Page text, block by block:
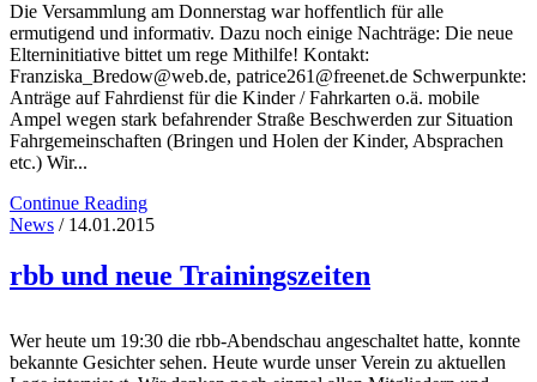
Die Versammlung am Donnerstag war hoffentlich für alle
ermutigend und informativ. Dazu noch einige Nachträge: Die neue
Elterninitiative bittet um rege Mithilfe! Kontakt:
Franziska_Bredow@web.de, patrice261@freenet.de Schwerpunkte:
Anträge auf Fahrdienst für die Kinder / Fahrkarten o.ä. mobile
Ampel wegen stark befahrender Straße Beschwerden zur Situation
Fahrgemeinschaften (Bringen und Holen der Kinder, Absprachen
etc.) Wir...
Continue Reading
News / 14.01.2015
rbb und neue Trainingszeiten
Wer heute um 19:30 die rbb-Abendschau angeschaltet hatte, konnte
bekannte Gesichter sehen. Heute wurde unser Verein zu aktuellen